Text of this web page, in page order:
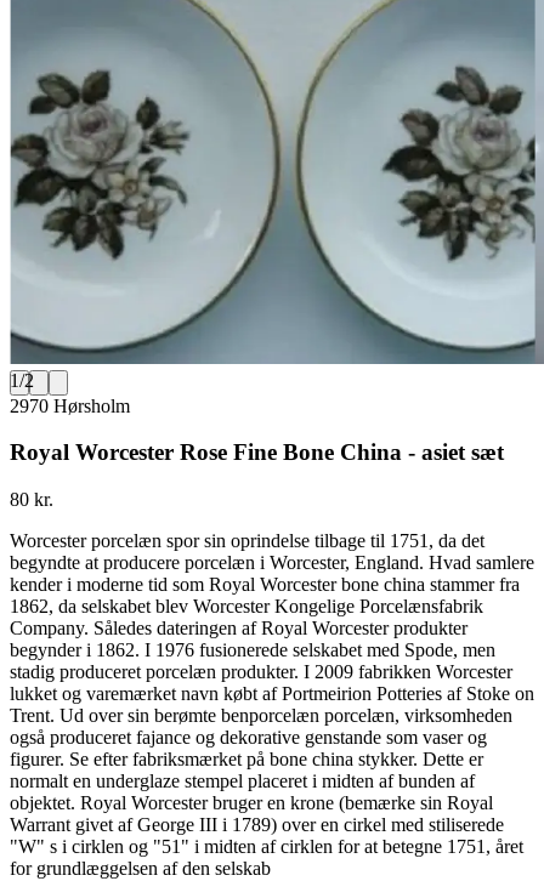
1/2
2970 Hørsholm
Royal Worcester Rose Fine Bone China - asiet sæt
80 kr.
Worcester porcelæn spor sin oprindelse tilbage til 1751, da det
begyndte at producere porcelæn i Worcester, England. Hvad samlere
kender i moderne tid som Royal Worcester bone china stammer fra
1862, da selskabet blev Worcester Kongelige Porcelænsfabrik
Company. Således dateringen af ​​Royal Worcester produkter
begynder i 1862. I 1976 fusionerede selskabet med Spode, men
stadig produceret porcelæn produkter. I 2009 fabrikken Worcester
lukket og varemærket navn købt af Portmeirion Potteries af Stoke on
Trent. Ud over sin berømte benporcelæn porcelæn, virksomheden
også produceret fajance og dekorative genstande som vaser og
figurer. Se efter fabriksmærket på bone china stykker. Dette er
normalt en underglaze stempel placeret i midten af ​​bunden af ​​
objektet. Royal Worcester bruger en krone (bemærke sin Royal
Warrant givet af George III i 1789) over en cirkel med stiliserede
"W" s i cirklen og "51" i midten af ​​cirklen for at betegne 1751, året
for grundlæggelsen af ​​den selskab